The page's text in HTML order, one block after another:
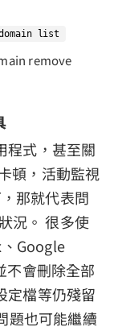
list
remove
程式，甚至關
頓，活動監視
那就代表問
況。 很多使
Google
不會刪除全部
定檔等仍殘留
題也可能繼續